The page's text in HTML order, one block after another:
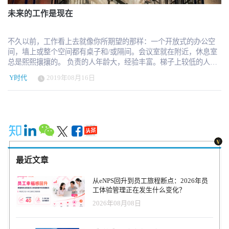
未来的工作是现在
不久以前，工作看上去就像你所期望的那样：一个开放式的办公空
间，墙上或整个空间都有桌子和/或隔间。会议室就在附近，休息室
总是熙熙攘攘的。 负责的人年龄大，经验丰富。梯子上较低的人更
年轻，注意力更集中。一些人正在攀登公司的阶梯，而另一些人则
为他们把它固定在原地。现在，空间更前卫了。桌子仍然存在，但
现在，它们中的许多都是不知名的，属于每个人，而不仅仅是一个
天都在那里，而另一些人则是暂时的；偏远的工人在办公室工作，
而不是在家里工作。 那么，变革背后的力量是什么？答案很简单。
Millennials and Generation Z Technology Culture 一代人 在这个行业中
呆了一段时间的人力资源专业人士可能会记得Y时代（千禧一代）的
崛起，以及发生这种情况发生时的人力资源量是多么惊人。为了阻
止历史的重复，人力资源已经开始，准备好迎接Z时代的崛起。 而
且时机不可能更好。到2020年，预计劳动力将达到50%的Z时代。 科
实上，他们生活中的许多部分都包括了技术，他们对此相当满意。
事实上，有些人更喜欢远程工作。走进办公室和在小隔间工作的日
子越来越少了。 缓冲器的远程工作报告说，到2020年，远程工人将
Y时代 2019年08月16日
最近文章
从eNPS回升到员工旅程断点：2026年员
工体验管理正在发生什么变化？
2026年08月08日